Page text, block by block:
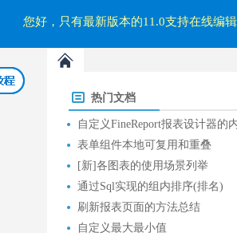
您好，只有最新版本的11.0支持在线编